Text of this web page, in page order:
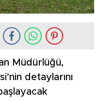
Müdürlüğü,
detaylarını